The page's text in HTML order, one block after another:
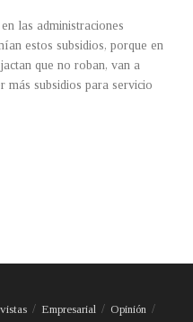
las administraciones
estos subsidios, porque en
que no roban, van a
más subsidios para servicio
Empresarial Opinión